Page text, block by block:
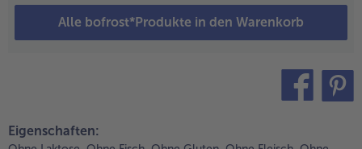
Alle bofrost*Produkte in den Warenkorb
kräftig
Eigenschaften: